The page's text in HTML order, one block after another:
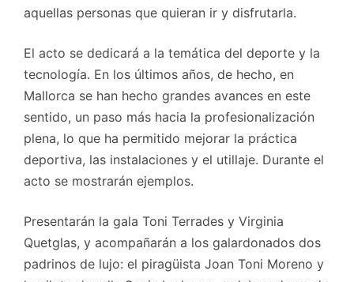
aquellas personas que quieran ir y disfrutarla.
El acto se dedicará a la temática del deporte y la
tecnología. En los últimos años, de hecho, en
Mallorca se han hecho grandes avances en este
sentido, un paso más hacia la profesionalización
plena, lo que ha permitido mejorar la práctica
deportiva, las instalaciones y el utillaje. Durante el
acto se mostrarán ejemplos.
Presentarán la gala Toni Terrades y Virginia
Quetglas, y acompañarán a los galardonados dos
padrinos de lujo: el piragüista Joan Toni Moreno y